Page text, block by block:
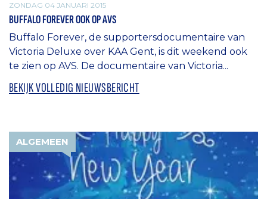
ZONDAG 04 JANUARI 2015
BUFFALO FOREVER OOK OP AVS
Buffalo Forever, de supportersdocumentaire van
Victoria Deluxe over KAA Gent, is dit weekend ook
te zien op AVS. De documentaire van Victoria...
BEKIJK VOLLEDIG NIEUWSBERICHT
ALGEMEEN